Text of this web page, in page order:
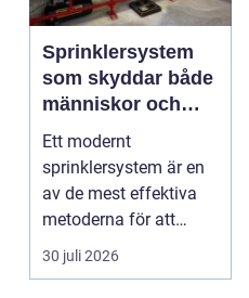
Sprinklersystem
som skyddar både
människor och
verksamhet
Ett modernt
sprinklersystem är en
av de mest effektiva
metoderna för att
begränsa brandskador.
Syste...
30 juli 2026